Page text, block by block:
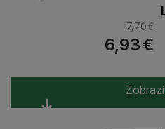
7,70€
6,93€